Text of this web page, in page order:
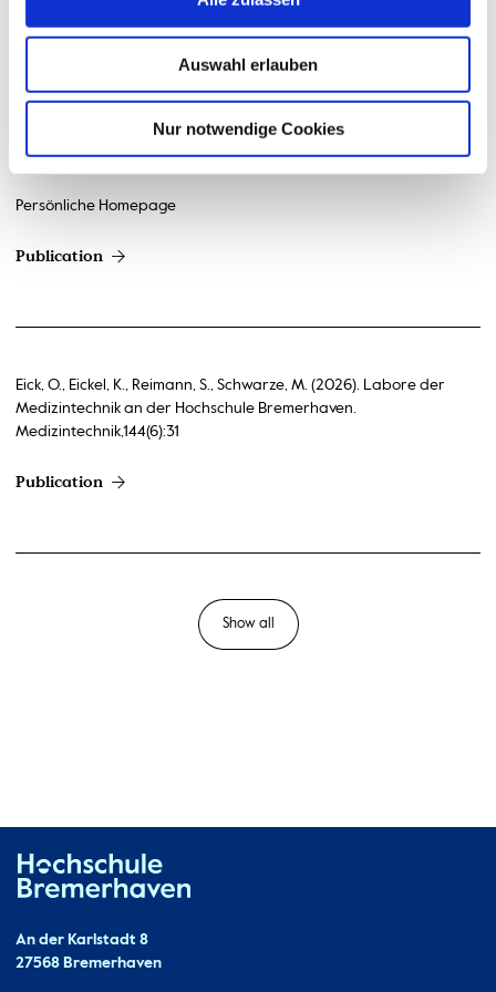
Auswahl erlauben
Nur notwendige Cookies
Patente und Zitationen. Online-Ressource, Google Scholar Profil.
Persönliche Homepage
Publication
Eick, O., Eickel, K., Reimann, S., Schwarze, M. (2026). Labore der
Medizintechnik an der Hochschule Bremerhaven.
Medizintechnik,144(6):31
Publication
Show all
Contact
An der Karlstadt 8
27568 Bremerhaven